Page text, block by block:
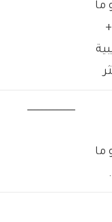
ما
ما
ـــــــــــــــــــــــــــــــــــ